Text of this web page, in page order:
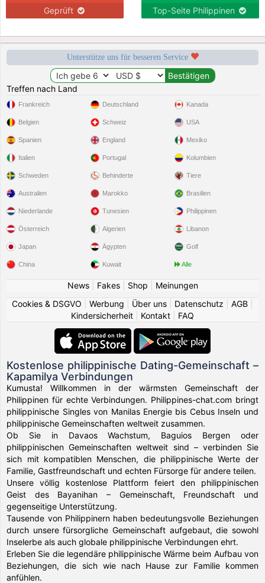
Geprüft Top-Seite Philippinen
Unterstütze uns für besseren Service
Treffen nach Land
Frankreich
Belgien
Spanien
Italien
Schweden
Deutschland
Schweiz
England
Portugal
Behinderte
Kanada
USA
Mexiko
Kolumbien
Tiere
Australien
Niederlande
Österreich
Japan
China
Marokko
Tunesien
Algerien
Ägypten
Kuwait
Brasilien
Philippinen
Libanon
Golf
Alle
News| Fakes| Shop
Meinungen
Cookies & DSGVO
Werbung Über uns Datenschutz AGB
Kindersicherheit
Kontakt FAQ
Kostenlose philippinische Dating-Gemeinschaft –
Kapamilya Verbindungen
Kumusta! Willkommen in der wärmsten Gemeinschaft der
Philippinen für echte Verbindungen. Philippines-chat.com bringt
philippinische Singles von Manilas Energie bis Cebus Inseln und
philippinische Gemeinschaften weltweit zusammen.
Ob Sie in Davaos Wachstum, Baguios Bergen oder
philippinischen Gemeinschaften weltweit sind – verbinden Sie
sich mit kompatiblen Menschen, die philippinische Werte der
Familie, Gastfreundschaft und echten Fürsorge für andere teilen.
Unsere völlig kostenlose Plattform feiert den philippinischen
Geist des Bayanihan – Gemeinschaft, Freundschaft und
gegenseitige Unterstützung.
Tausende von Philippinern haben bedeutungsvolle Beziehungen
durch unsere fürsorgliche Gemeinschaft aufgebaut, die sowohl
Inselerbe als auch globale philippinische Verbindungen ehrt.
Erleben Sie die legendäre philippinische Wärme beim Aufbau von
Beziehungen, die sich wie nach Hause zur Familie kommen
anfühlen.